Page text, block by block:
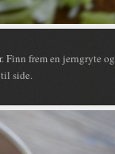
Finn frem en jerngryte
side.